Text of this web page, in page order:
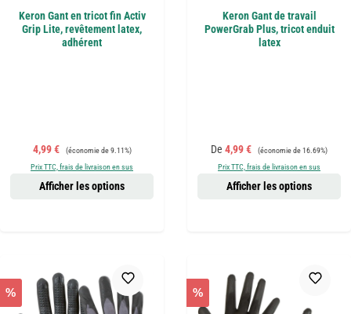
Keron Gant en tricot fin Activ
Grip Lite, revêtement latex,
adhérent
Prix de vente :
4,99 € Prix régulier :
(économie de 9.11%)
Prix TTC, frais de livraison en sus
Afficher les options
Keron Gant de travail
PowerGrab Plus, tricot enduit
latex
Prix de vente :
De 4,99 € Prix régulier :
(économie de 16.69%)
Prix TTC, frais de livraison en sus
Afficher les options
% %